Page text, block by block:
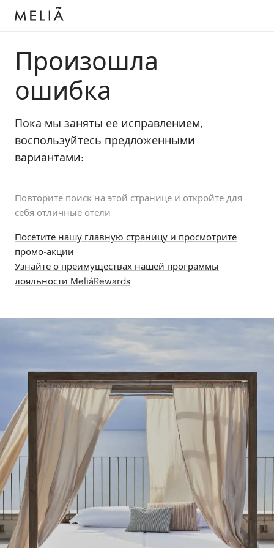
Произошла
ошибка
Пока мы заняты ее исправлением,
воспользуйтесь предложенными
вариантами:
Повторите поиск на этой странице и откройте для
себя отличные отели
Посетите нашу главную страницу и просмотрите
промо-акции
Узнайте о преимуществах нашей программы
лояльности MeliáRewards